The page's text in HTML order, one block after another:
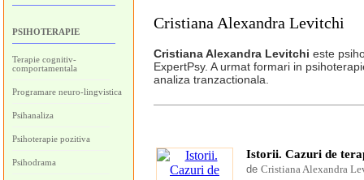
PSIHOTERAPIE
Terapie cognitiv-
comportamentala
Programare neuro-lingvistica
Psihanaliza
Psihoterapie pozitiva
Psihodrama
Cristiana Alexandra Levitchi
Cristiana Alexandra Levitchi este
ExpertPsy. A urmat formari in
analiza tranzactionala.
Istorii. Cazuri de
de Cristiana Alexandra